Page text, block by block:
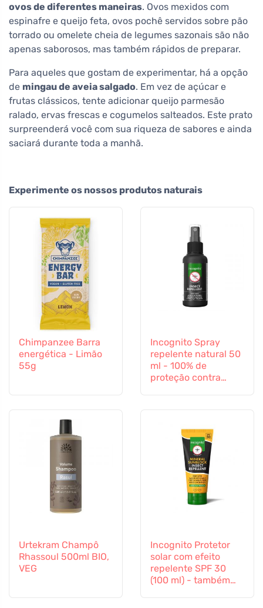
ovos de diferentes maneiras. Ovos mexidos com
espinafre e queijo feta, ovos pochê servidos sobre pão
torrado ou omelete cheia de legumes sazonais são não
apenas saborosos, mas também rápidos de preparar.
Para aqueles que gostam de experimentar, há a opção
de mingau de aveia salgado. Em vez de açúcar e
frutas clássicos, tente adicionar queijo parmesão
ralado, ervas frescas e cogumelos salteados. Este prato
surpreenderá você com sua riqueza de sabores e ainda
saciará durante toda a manhã.
Experimente os nossos produtos naturais
Chimpanzee Barra
energética - Limão
55g
Incognito Spray
repelente natural 50
ml - 100% de
proteção contra
Urtekram Champô
Rhassoul 500ml BIO,
VEG
Incognito Protetor
solar com efeito
repelente SPF 30
(100 ml) - também